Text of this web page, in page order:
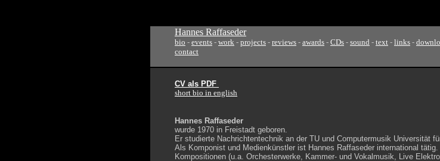
Hannes Raffaseder
bio - events - work - projects - reviews - awards - CDs - sound - text - links -
contact
CV als PDF
short bio in english
Hannes Raffaseder
wurde 1970 in Freistadt geboren.
Er studierte Nachrichtentechnik an der TU und Computermusik Universität
Als Komponist und Medienkünstler ist Hannes Raffaseder international
Kompositionen (u.a. Orchesterwerke, Kammer- und Vokalmusik, Live